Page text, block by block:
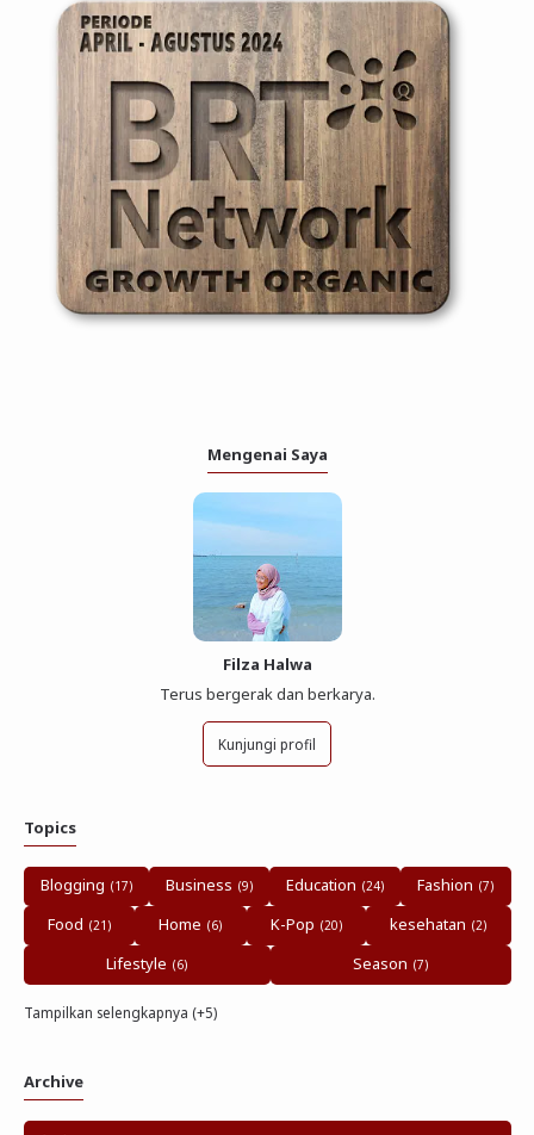
Mengenai Saya
Filza Halwa
Terus bergerak dan berkarya.
Kunjungi profil
Topics
Blogging Business Education
Fashion
Food
Home K-Pop
kesehatan
Lifestyle
Season
Tampilkan selengkapnya (+5)
Archive